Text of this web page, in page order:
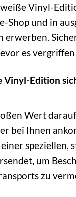
Vinyl-
Shop und in
erwerben.
es
Vinyl-Edition
Wert
bei Ihnen
speziellen,
um
zu